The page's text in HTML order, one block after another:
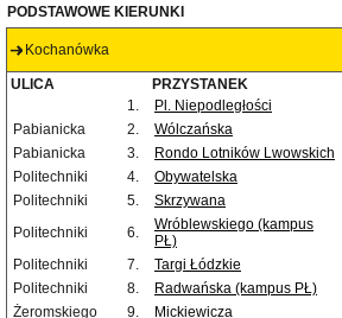
PODSTAWOWE KIERUNKI
Kochanówka
ULICA PRZYSTANEK
1.
Pl. Niepodległości
Pabianicka
2. Wólczańska
Pabianicka
3. Rondo Lotników Lwowskich
Politechniki
4. Obywatelska
Politechniki
5. Skrzywana
Politechniki
6.
Wróblewskiego (kampus
PŁ)
Politechniki 7. Targi Łódzkie
Politechniki
8. Radwańska (kampus PŁ)
Żeromskiego
9. Mickiewicza